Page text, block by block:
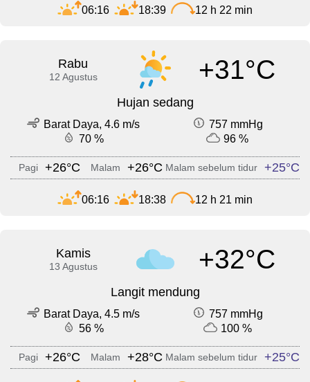
06:16 18:39 12 h 22 min
Rabu
12 Agustus +31°C
Hujan sedang
Barat Daya, 4.6 m/s
757 mmHg
70 %
96 %
Pagi +26°C Malam +26°C Malam sebelum tidur +25°C
06:16 18:38 12 h 21 min
Kamis
13 Agustus +32°C
Langit mendung
Barat Daya, 4.5 m/s
757 mmHg
56 %
100 %
Pagi +26°C Malam +28°C Malam sebelum tidur +25°C